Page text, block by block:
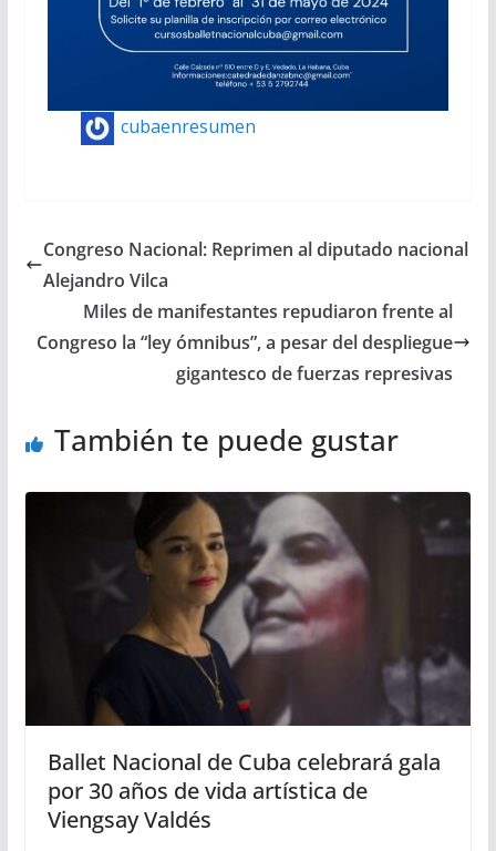
cubaenresumen
Congreso Nacional: Reprimen al diputado nacional
Alejandro Vilca
Miles de manifestantes repudiaron frente al
Congreso la “ley ómnibus”, a pesar del despliegue
gigantesco de fuerzas represivas
También te puede gustar
Ballet Nacional de Cuba celebrará gala
por 30 años de vida artística de
Viengsay Valdés